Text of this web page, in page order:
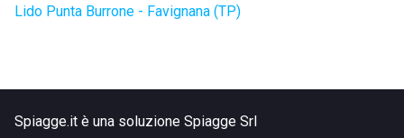
Lido Punta Burrone - Favignana (TP)
Spiagge.it è una soluzione Spiagge Srl